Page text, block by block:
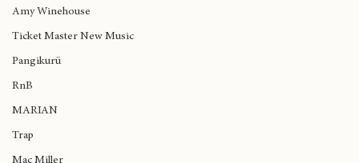
Queens
Amy Winehouse
Ticket Master New Music
Pangikurü
RnB
MARIAN
Trap